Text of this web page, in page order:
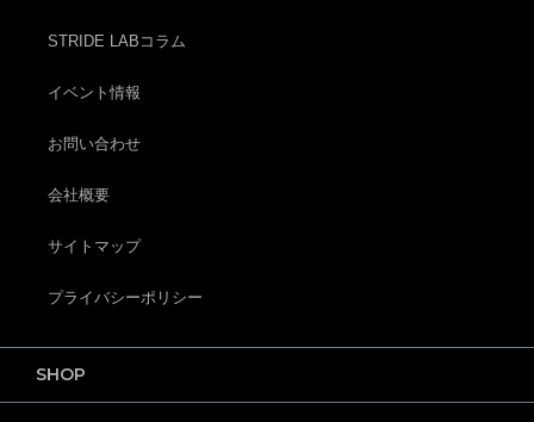
STRIDE LABコラム
イベント情報
お問い合わせ
会社概要
サイトマップ
プライバシーポリシー
SHOP